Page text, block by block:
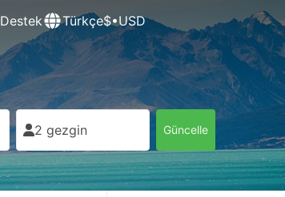
Destek Türkçe$•USD
2 gezgin Güncelle